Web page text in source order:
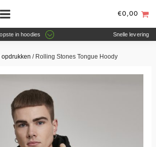
€0,00
in hoodies Snelle levering
opdrukken / Rolling Stones Tongue Hoody